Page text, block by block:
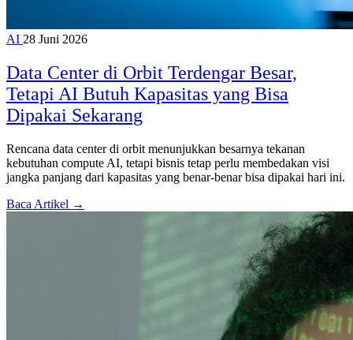
AI 28 Juni 2026
Data Center di Orbit Terdengar Besar,
Tetapi AI Butuh Kapasitas yang Bisa
Dipakai Sekarang
Rencana data center di orbit menunjukkan besarnya tekanan
kebutuhan compute AI, tetapi bisnis tetap perlu membedakan visi
jangka panjang dari kapasitas yang benar-benar bisa dipakai hari ini.
Baca Artikel →